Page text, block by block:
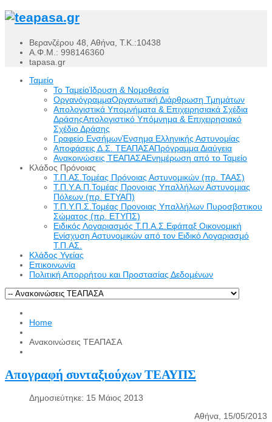
Βερανζέρου 48, Αθήνα, Τ.Κ.:10438
Α.Φ.Μ.: 998146360
tapasa.gr
Ταμείο
Το ΤαμείοΊδρυση & Νομοθεσία
ΟργανόγραμμαΟργανωτική Διάρθρωση Τμημάτων
Απολογιστικά Υπομνήματα & Επιχειρησιακά Σχέδια
ΔράσηςΑπολογιστικό Υπόμνημα & Επιχειρησιακό
Σχέδιο Δράσης
Γραφείο ΕνσήμωνΈνσημα Ελληνικής Αστυνομίας
Αποφάσεις Δ.Σ. ΤΕΑΠΑΣΑΠρόγραμμα Διαύγεια
Ανακοινώσεις ΤΕΑΠΑΣΑΕνημέρωση από το Ταμείο
Κλάδος Πρόνοιας
Τ.Π.ΑΣ.Τομέας Πρόνοιας Αστυνομικών (πρ. ΤΑΑΣ)
Τ.Π.Υ.Α.Π.Τομέας Προνοιας Υπαλλήλων Αστυνομιας
Πόλεων (πρ. ΕΤΥΑΠ)
Τ.Π.Υ.Π.Σ.Τομέας Προνοιας Υπαλλήλων Πυροσβστικου
Σώματος (πρ. ΕΤΥΠΣ)
Ειδικός Λογαριασμός Τ.Π.Α.Σ.Εφάπαξ Οικονομική
Ενίσχυση Αστυνομικών από τον Ειδικό Λογαριασμό
Τ.Π.ΑΣ.
Κλάδος Υγείας
Επικοινωνία
Πολιτική Απορρήτου και Προστασίας Δεδομένων
Home
Ανακοινώσεις ΤΕΑΠΑΣΑ
Απογραφή συνταξιούχων ΤΕΑΥΠΣ
Δημοσιεύτηκε: 15 Μάιος 2013
Αθήνα, 15/05/2013